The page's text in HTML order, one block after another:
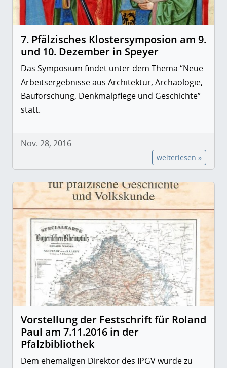
7. Pfälzisches Klostersymposion am 9.
und 10. Dezember in Speyer
Das Symposium findet unter dem Thema “Neue
Arbeitsergebnisse aus Architektur, Archäologie,
Bauforschung, Denkmalpflege und Geschichte”
statt.
Nov. 28, 2016
weiterlesen »
Vorstellung der Festschrift für Roland
Paul am 7.11.2016 in der
Pfalzbibliothek
Dem ehemaligen Direktor des IPGV wurde zu